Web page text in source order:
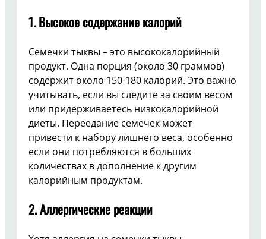
1. Высокое содержание калорий
Семечки тыквы – это высококалорийный
продукт. Одна порция (около 30 граммов)
содержит около 150-180 калорий. Это важно
учитывать, если вы следите за своим весом
или придерживаетесь низкокалорийной
диеты. Переедание семечек может
привести к набору лишнего веса, особенно
если они потребляются в больших
количествах в дополнение к другим
калорийным продуктам.
2. Аллергические реакции